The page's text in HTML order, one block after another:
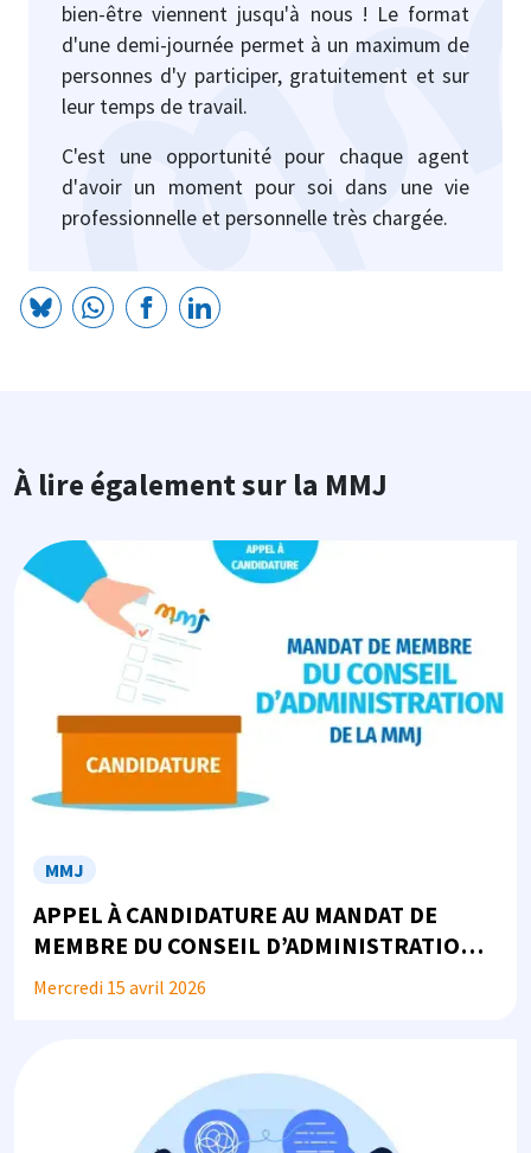
bien-être viennent jusqu'à nous ! Le format
d'une demi-journée permet à un maximum de
personnes d'y participer, gratuitement et sur
leur temps de travail.
C'est une opportunité pour chaque agent
d'avoir un moment pour soi dans une vie
professionnelle et personnelle très chargée.
À lire également sur la MMJ
Image
MMJ
APPEL À CANDIDATURE AU MANDAT DE
MEMBRE DU CONSEIL D’ADMINISTRATION
DE LA MMJ
Mercredi 15 avril 2026